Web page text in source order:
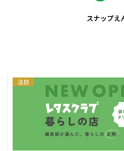
スナップえ
注目